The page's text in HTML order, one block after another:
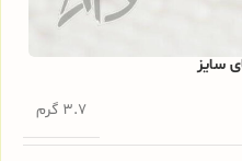
3.7 گرم
سایز